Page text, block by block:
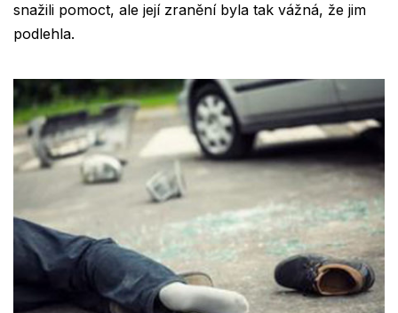
snažili pomoct, ale její zranění byla tak vážná, že jim
podlehla.